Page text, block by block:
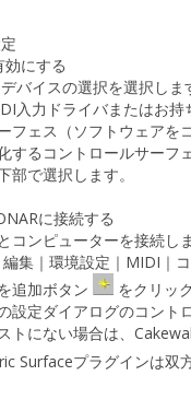
にする
バイスの選択を選択しま
入力ドライバまたはお
フェス（ソフトウェア
するコントロールサー
部で選択します。
に接続する
コンピューターを接続
編集｜環境設定｜MIDI｜
追加ボタン
をクリッ
設定ダイアログのコント
にない場合は、
Surfaceプラグインは双